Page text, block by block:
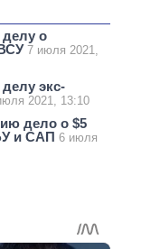
делу о
7 июля 2021,
экс-
2021, 13:10
дело о $5
и САП 6 июля